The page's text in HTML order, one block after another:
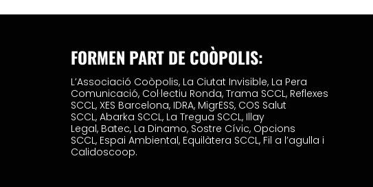
FORMEN PART DE COÒPOLIS:
L’Associació Coòpolis, La Ciutat Invisible, La Pera
Comunicació, Col·lectiu Ronda,Trama SCCL, Reflexes
SCCL,XES Barcelona, IDRA, MigrESS, COS Salut
SCCL,Abarka SCCL, La Tregua SCCL, Illay
Legal, Batec, La Dinamo, Sostre Cívic, Opcions
SCCL, Espai Ambiental, Equilàtera SCCL, Fil a l’agulla i
Calidoscoop.